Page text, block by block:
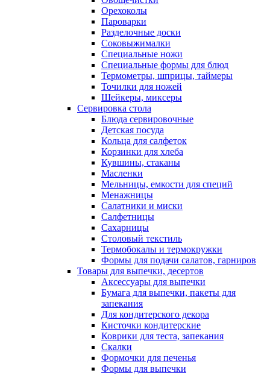
Орехоколы
Пароварки
Разделочные доски
Соковыжималки
Специальные ножи
Специальные формы для блюд
Термометры, шприцы, таймеры
Точилки для ножей
Шейкеры, миксеры
Сервировка стола
Блюда сервировочные
Детская посуда
Кольца для салфеток
Корзинки для хлеба
Кувшины, стаканы
Масленки
Мельницы, емкости для специй
Менажницы
Салатники и миски
Салфетницы
Сахарницы
Столовый текстиль
Термобокалы и термокружки
Формы для подачи салатов, гарниров
Товары для выпечки, десертов
Аксессуары для выпечки
Бумага для выпечки, пакеты для
запекания
Для кондитерского декора
Кисточки кондитерские
Коврики для теста, запекания
Скалки
Формочки для печенья
Формы для выпечки